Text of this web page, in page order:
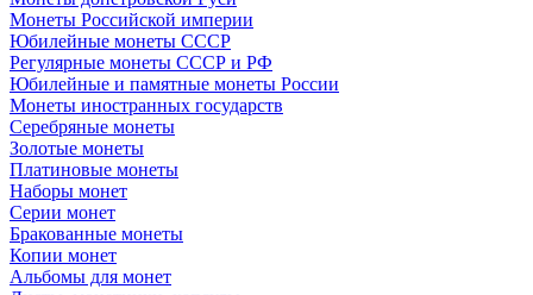
Монеты Российской империи
Юбилейные монеты СССР
Регулярные монеты СССР и РФ
Юбилейные и памятные монеты России
Монеты иностранных государств
Серебряные монеты
Золотые монеты
Платиновые монеты
Наборы монет
Серии монет
Бракованные монеты
Копии монет
Альбомы для монет